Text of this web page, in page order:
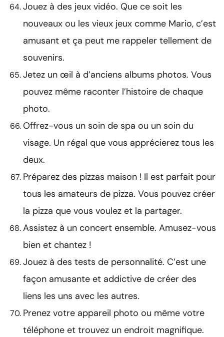
Jouez à des jeux vidéo. Que ce soit les
nouveaux ou les vieux jeux comme Mario, c’est
amusant et ça peut me rappeler tellement de
souvenirs.
Jetez un œil à d’anciens albums photos. Vous
pouvez même raconter l’histoire de chaque
photo.
Offrez-vous un soin de spa ou un soin du
visage. Un régal que vous apprécierez tous les
deux.
Préparez des pizzas maison ! Il est parfait pour
tous les amateurs de pizza. Vous pouvez créer
la pizza que vous voulez et la partager.
Assistez à un concert ensemble. Amusez-vous
bien et chantez !
Jouez à des tests de personnalité. C’est une
façon amusante et addictive de créer des
liens les uns avec les autres.
Prenez votre appareil photo ou même votre
téléphone et trouvez un endroit magnifique.